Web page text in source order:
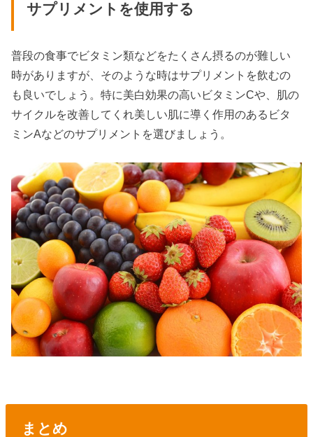
サプリメントを使用する
普段の食事でビタミン類などをたくさん摂るのが難しい
時がありますが、そのような時はサプリメントを飲むの
も良いでしょう。特に美白効果の高いビタミンCや、肌の
サイクルを改善してくれ美しい肌に導く作用のあるビタ
ミンAなどのサプリメントを選びましょう。
まとめ